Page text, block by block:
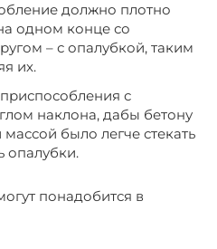
должно плотно
одном конце со
– с опалубкой, таким
их.
с
наклона, дабы бетону
было легче стекать
опалубки.
понадобится в